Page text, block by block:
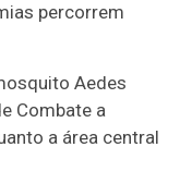
percorrem
Aedes
Combate a
a área central